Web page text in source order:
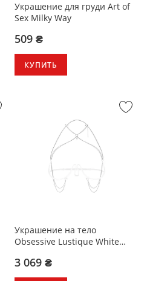
Украшение для груди Art of
Sex Milky Way
509 ₴
КУПИТЬ
Украшение на тело
Obsessive Lustique White
3 069 ₴